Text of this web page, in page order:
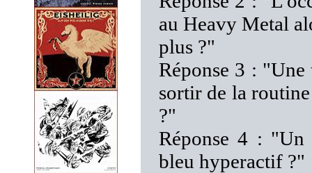
au Heavy Metal
plus ?"
Réponse 3 : "Une
sortir de la
?"
Réponse 4 : "Un
bleu hyperactif ?"